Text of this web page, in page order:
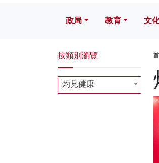
政局 教育 文
按類別瀏覽
灼見健康